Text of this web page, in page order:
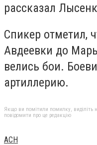
рассказал
Спикер отметил,
Авдеевки до
велись бои.
артиллерию.
Якщо ви помітили помилку, виділіть
повідомити про це редакцію
АСН